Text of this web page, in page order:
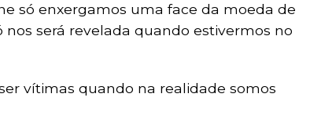
só enxergamos uma face da moeda de
nos será revelada quando estivermos no
vítimas quando na realidade somos